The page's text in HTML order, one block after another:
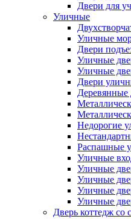
Двери для
Уличные
Уличные
Двери
Уличные
Уличные
Двери
Деревянные
Недорогие
Распашные
Уличные
Уличные
Уличные
Уличные
Уличные
Дверь коттедж со